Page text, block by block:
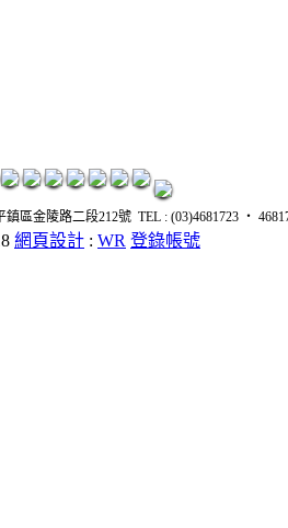
區金陵路二段212號 TEL : (03)4681723 ‧
網頁設計 : WR 登錄帳號